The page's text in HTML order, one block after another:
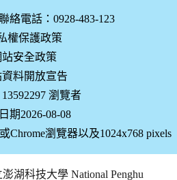
絡電話：0928-483-123
權保護政策
站安全政策
料開放宣告
瀏覽者
期2026-08-08
Chrome瀏覽器以及1024x768 pixels
湖科技大學 National Penghu